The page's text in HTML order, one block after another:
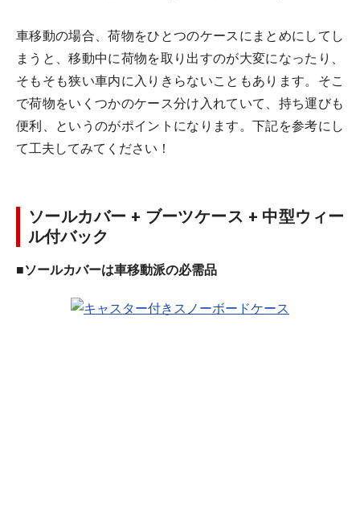
車移動の場合、荷物をひとつのケースにまとめにしてし
まうと、移動中に荷物を取り出すのが大変になったり、
そもそも狭い車内に入りきらないこともあります。そこ
で荷物をいくつかのケース分け入れていて、持ち運びも
便利、というのがポイントになります。下記を参考にし
て工夫してみてください！
ソールカバー + ブーツケース + 中型ウィー
ル付バック
■ソールカバーは車移動派の必需品